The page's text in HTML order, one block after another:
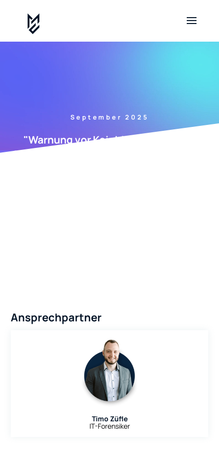
September 2025
"Warnung vor Koinbitvault.net: Die
Gefahren betrügerischer Kryptobroker"
Ansprechpartner
Timo Züfle
IT-Forensiker